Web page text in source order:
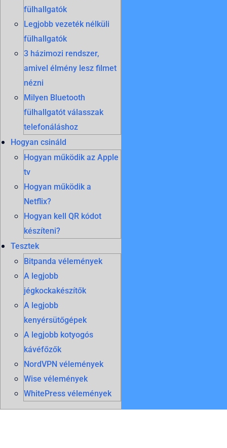
fülhallgatók
Legjobb vezeték nélküli
fülhallgatók
3 házimozi rendszer,
amivel élmény lesz filmet
nézni
Milyen Bluetooth
fülhallgatót válasszak
telefonáláshoz
Hogyan csináld
Hogyan működik az Apple
tv
Hogyan működik a
Netflix?
Hogyan kell QR kódot
készíteni?
Tesztek
Bitpanda vélemények
A legjobb
jégkockakészítők
A legjobb
kenyérsütőgépek
A legjobb kotyogós
kávéfőzők
NordVPN vélemények
Wise vélemények
WhitePress vélemények